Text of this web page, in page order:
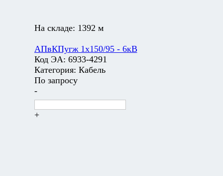
На складе: 1392 м
АПвКПугж 1х150/95 - 6кВ
Код ЭА: 6933-4291
Категория: Кабель
По запросу
-
+